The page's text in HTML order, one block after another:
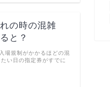
の時の混雑
と？
場規制がかかるほどの混
い日の指定券がすでに